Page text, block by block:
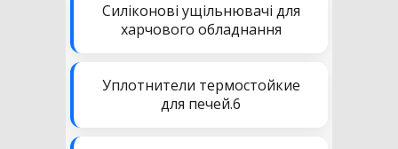
Силіконові ущільнювачі для
харчового обладнання
Уплотнители термостойкие
для печей.6